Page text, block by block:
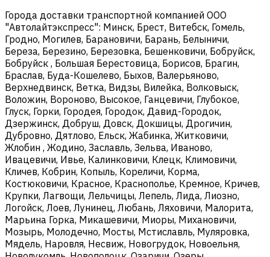
Города доставки транспортной компанией ООО
"Автолайтэкспресс": Минск, Брест, Витебск, Гомель,
Гродно, Могилев, Барановичи, Барань, Белыничи,
Береза, Березино, Березовка, Бешенковичи, Бобруйск,
Бобруйск , Большая Берестовица, Борисов, Брагин,
Браслав, Буда-Кошелево, Быхов, Валерьяново,
Верхнедвинск, Ветка, Видзы, Вилейка, Волковыск,
Воложин, Вороново, Высокое, Ганцевичи, Глубокое,
Глуск, Горки, Городея, Городок, Давид-Городок,
Дзержинск, Добруш, Довск, Докшицы, Дрогичин,
Дубровно, Дятлово, Ельск, Жабинка, Житковичи,
Жлобин , Жодино, Заславль, Зельва, Иваново,
Ивацевичи, Ивье, Калинковичи, Клецк, Климовичи,
Кличев, Кобрин, Копыль, Кореличи, Корма,
Костюковичи, Красное, Краснополье, Кремное, Кричев,
Крупки, Лагвощи, Лельчицы, Лепель, Лида, Лиозно,
Логойск, Лоев, Лунинец, Любань, Ляховичи, Малорита,
Марьина Горка, Микашевичи, Миоры, Михановичи,
Мозырь, Молодечно, Мосты, Мстиславль, Муляровка,
Мядель, Наровля, Несвиж, Новогрудок, Новоельня,